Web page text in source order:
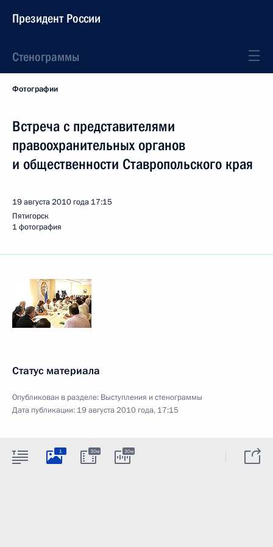
Президент России
Стенограммы
Фотографии
Встреча с представителями
правоохранительных органов
и общественности Ставропольского края
19 августа 2010 года 17:15
Пятигорск
1 фотография
Статус материала
Опубликован в разделе: Выступления и стенограммы
Дата публикации: 19 августа 2010 года, 17:15
1 30м 30м